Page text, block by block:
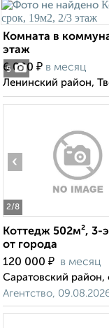
5
Комната в
этаж
6 000 ₽ в месяц
Ленинский район,
2/8
‹
Коттедж 502м², 3-
от города
120 000 ₽ в месяц
Саратовский район,
Агентство,